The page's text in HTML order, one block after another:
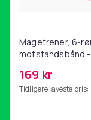
Magetrener, 6-
motstandsbånd
169 kr
Tidligere laveste pris: